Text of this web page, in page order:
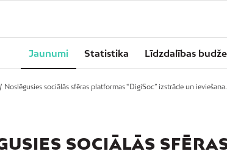
Jaunumi Statistika Līdzdalības
/ Noslēgusies sociālās sfēras platformas “DigiSoc” izstrāde un
SOCIĀLĀS